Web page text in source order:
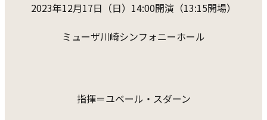
2023年12月17日（日）14:00開演（13:15開場）
ミューザ川崎シンフォニーホール
指揮＝ユベール・スダーン